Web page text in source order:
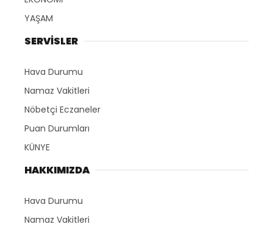
YAŞAM
SERVİSLER
Hava Durumu
Namaz Vakitleri
Nöbetçi Eczaneler
Puan Durumları
KÜNYE
HAKKIMIZDA
Hava Durumu
Namaz Vakitleri